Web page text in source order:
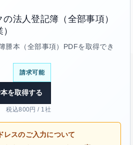
法人登記簿（全部事項）
謄本（全部事項）PDFを取得でき
請求可能
を取得する
税込800円 / 1社
レスのご入力について